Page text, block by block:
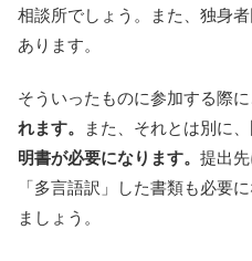
相談所でしょう。また、独身
あります。
そういったものに参加する際に
れます。
また、それとは別に、
明書が必要になります。 提出
「多言語訳」した書類も必要
ましょう。